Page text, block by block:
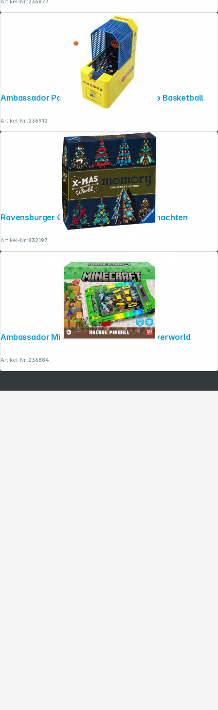
Ambassador Pac-Man Collectible Arcade Basketball
Artikel-Nr.:236912
Ravensburger Collector's memory Weihnachten
Artikel-Nr.:832197
Ambassador Minecraft Arcade Pinball Overworld
Artikel-Nr.:236884